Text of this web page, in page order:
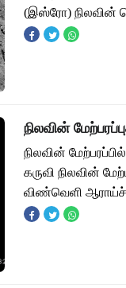
(இஸ்ரோ) நிலவின்
நிலவின்
நிலவின்
கருவி நிலவின்
விண்வெளி